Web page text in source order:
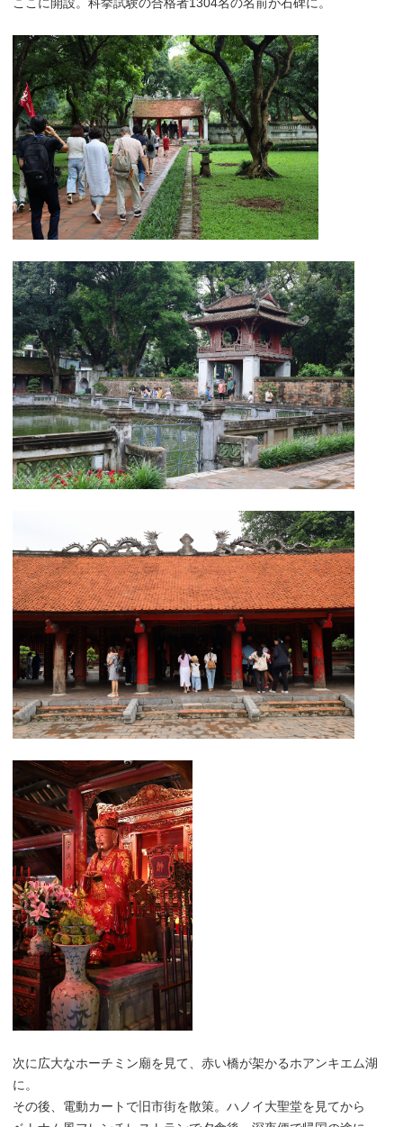
ここに開設。科挙試験の合格者1304名の名前が石碑に。
次に広大なホーチミン廟を見て、赤い橋が架かるホアンキエム湖
に。
その後、電動カートで旧市街を散策。ハノイ大聖堂を見てから